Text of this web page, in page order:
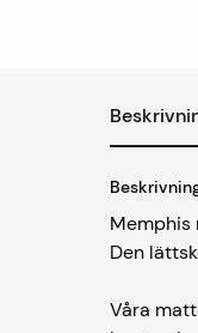
Memphis
Den
Våra